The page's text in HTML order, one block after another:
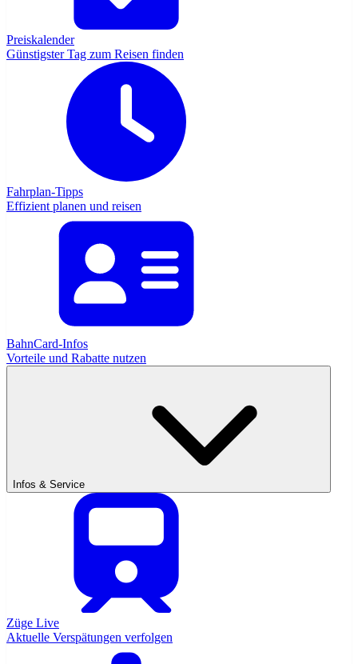
Preiskalender
Günstigster Tag zum Reisen finden
Fahrplan-Tipps
Effizient planen und reisen
BahnCard-Infos
Vorteile und Rabatte nutzen
Infos & Service
Züge Live
Aktuelle Verspätungen verfolgen